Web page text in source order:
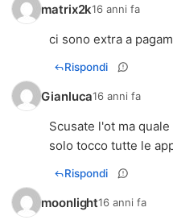
matrix2k16 anni fa
ci sono extra a
Rispondi
Gianluca16 anni fa
Scusate l'ot ma
solo tocco tutte le
Rispondi
moonlight16 anni fa